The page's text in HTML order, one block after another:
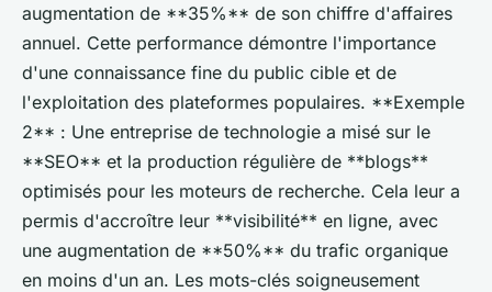
augmentation de **35%** de son chiffre d'affaires
annuel. Cette performance démontre l'importance
d'une connaissance fine du public cible et de
l'exploitation des plateformes populaires. **Exemple
2** : Une entreprise de technologie a misé sur le
**SEO** et la production régulière de **blogs**
optimisés pour les moteurs de recherche. Cela leur a
permis d'accroître leur **visibilité** en ligne, avec
une augmentation de **50%** du trafic organique
en moins d'un an. Les mots-clés soigneusement